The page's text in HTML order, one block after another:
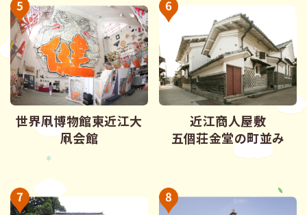
世界凧博物館東近江大
凧会館
近江商人屋敷
五個荘金堂の町並み